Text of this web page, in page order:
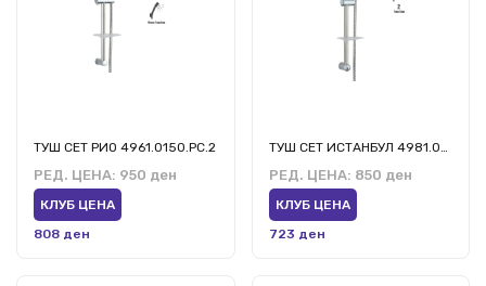
ТУШ СЕТ РИО 4961.0150.РС.2
РЕД. ЦЕНА: 950 ден
КЛУБ ЦЕНА
808 ден
ТУШ СЕТ ИСТАНБУЛ 4981.01150.ИС.2
РЕД. ЦЕНА: 850 ден
КЛУБ ЦЕНА
723 ден